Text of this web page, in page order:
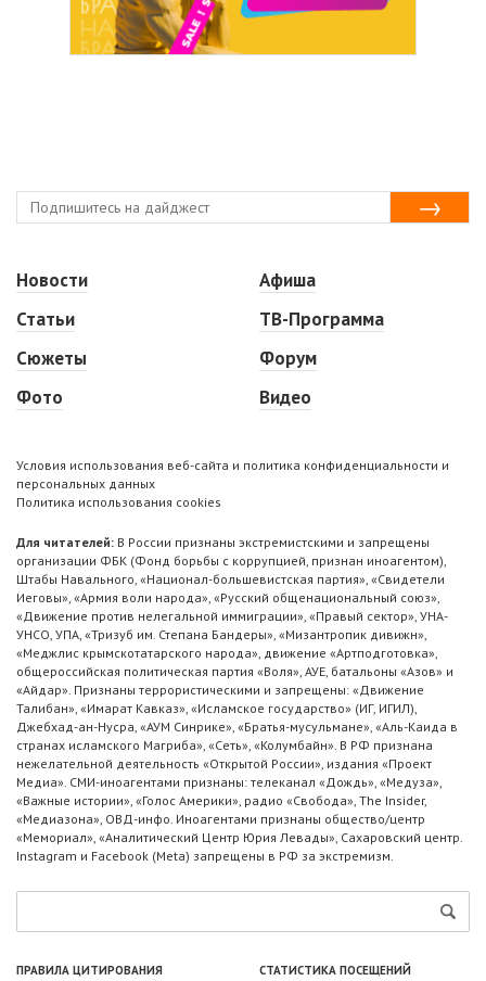
Новости
Статьи
Сюжеты
Фото
Афиша
ТВ-Программа
Форум
Видео
Условия использования веб-сайта и политика конфиденциальности и
персональных данных
Политика использования cookies
Для читателей: В России признаны экстремистскими и запрещены
организации ФБК (Фонд борьбы с коррупцией, признан иноагентом),
Штабы Навального, «Национал-большевистская партия», «Свидетели
Иеговы», «Армия воли народа», «Русский общенациональный союз»,
«Движение против нелегальной иммиграции», «Правый сектор», УНА-
УНСО, УПА, «Тризуб им. Степана Бандеры», «Мизантропик дивижн»,
«Меджлис крымскотатарского народа», движение «Артподготовка»,
общероссийская политическая партия «Воля», АУЕ, батальоны «Азов» и
«Айдар». Признаны террористическими и запрещены: «Движение
Талибан», «Имарат Кавказ», «Исламское государство» (ИГ, ИГИЛ),
Джебхад-ан-Нусра, «АУМ Синрике», «Братья-мусульмане», «Аль-Каида в
странах исламского Магриба», «Сеть», «Колумбайн». В РФ признана
нежелательной деятельность «Открытой России», издания «Проект
Медиа». СМИ-иноагентами признаны: телеканал «Дождь», «Медуза»,
«Важные истории», «Голос Америки», радио «Свобода», The Insider,
«Медиазона», ОВД-инфо. Иноагентами признаны общество/центр
«Мемориал», «Аналитический Центр Юрия Левады», Сахаровский центр.
Instagram и Facebook (Metа) запрещены в РФ за экстремизм.
ПРАВИЛА ЦИТИРОВАНИЯ СТАТИСТИКА ПОСЕЩЕНИЙ